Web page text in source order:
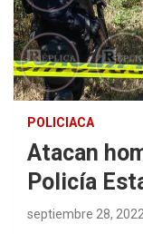
POLICIACA
Atacan
Policía
septiembre 28, 2022